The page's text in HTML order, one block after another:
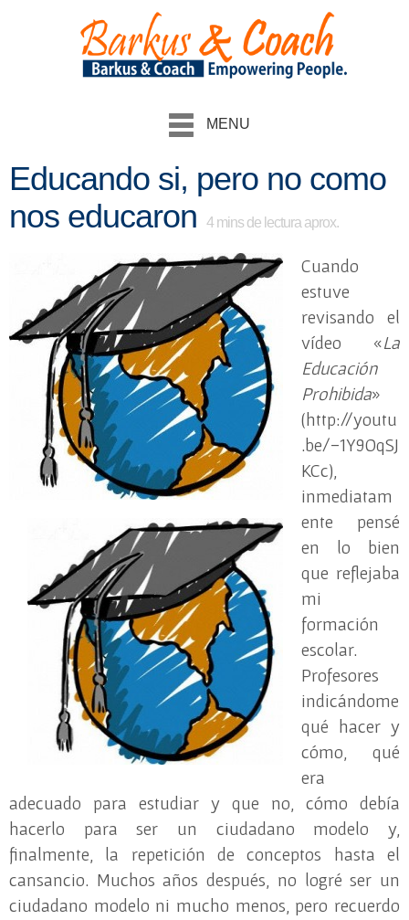
MENU
Educando si, pero no como
nos educaron
4 mins de lectura aprox.
Cuando
estuve
revisando el
vídeo «La
Educación
Prohibida»
(http://youtu
.be/-1Y9OqSJ
KCc),
inmediatam
ente pensé
en lo bien
que reflejaba
mi
formación
escolar.
Profesores
indicándome
qué hacer y
cómo, qué
era
adecuado para estudiar y que no, cómo debía
hacerlo para ser un ciudadano modelo y,
finalmente, la repetición de conceptos hasta el
cansancio. Muchos años después, no logré ser un
ciudadano modelo ni mucho menos, pero recuerdo